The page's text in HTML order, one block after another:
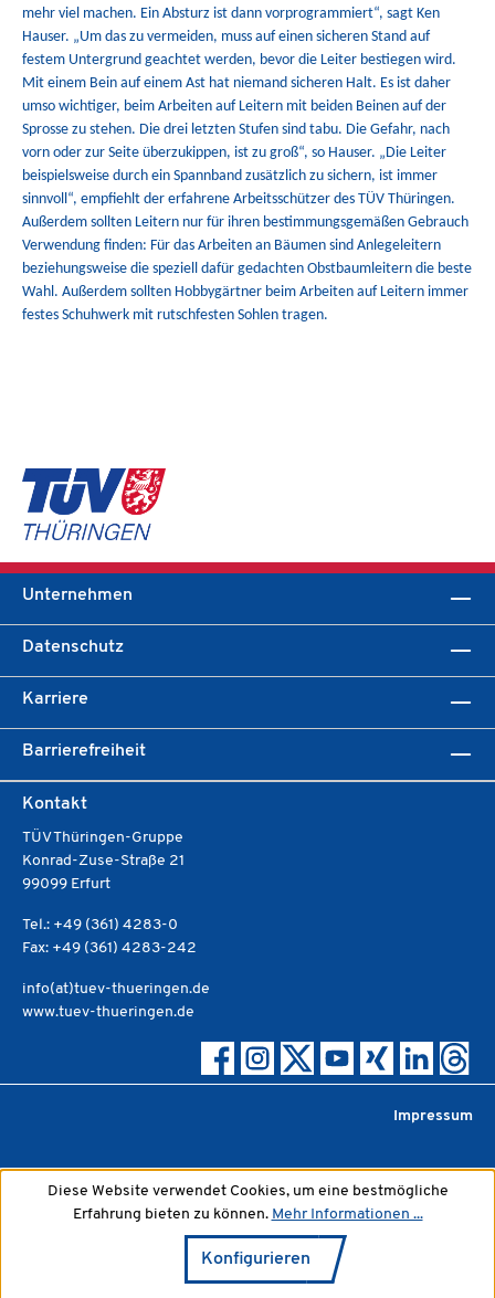
mehr viel machen. Ein Absturz ist dann vorprogrammiert“, sagt Ken
Hauser. „Um das zu vermeiden, muss auf einen sicheren Stand auf
festem Untergrund geachtet werden, bevor die Leiter bestiegen wird.
Mit einem Bein auf einem Ast hat niemand sicheren Halt. Es ist daher
umso wichtiger, beim Arbeiten auf Leitern mit beiden Beinen auf der
Sprosse zu stehen. Die drei letzten Stufen sind tabu. Die Gefahr, nach
vorn oder zur Seite überzukippen, ist zu groß“, so Hauser. „Die Leiter
beispielsweise durch ein Spannband zusätzlich zu sichern, ist immer
sinnvoll“, empfiehlt der erfahrene Arbeitsschützer des TÜV Thüringen.
Außerdem sollten Leitern nur für ihren bestimmungsgemäßen Gebrauch
Verwendung finden: Für das Arbeiten an Bäumen sind Anlegeleitern
beziehungsweise die speziell dafür gedachten Obstbaumleitern die beste
Wahl. Außerdem sollten Hobbygärtner beim Arbeiten auf Leitern immer
festes Schuhwerk mit rutschfesten Sohlen tragen.
Unternehmen
Datenschutz
Karriere
Barrierefreiheit
Kontakt
TÜV Thüringen-Gruppe
Konrad-Zuse-Straße 21
99099 Erfurt
Tel.: +49 (361) 4283-0
Fax: +49 (361) 4283-242
info(at)tuev-thueringen.de
www.tuev-thueringen.de
Impressum
Diese Website verwendet Cookies, um eine bestmögliche
Erfahrung bieten zu können. Mehr Informationen ...
Konfigurieren